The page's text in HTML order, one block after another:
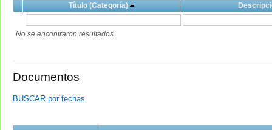
Título (Categoría)
No se encontraron resultados.
Documentos
BUSCAR por fechas